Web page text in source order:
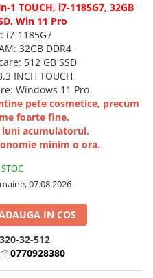
TOUCH, i7-1185G7, 32GB
Win 11 Pro
i7-1185G7
32GB DDR4
512 GB SSD
INCH TOUCH
Windows 11 Pro
pete cosmetice, precum
foarte fine.
acumulatorul.
minim o ora.
maine, 07.08.2026
IN COS
32-512
0770928380